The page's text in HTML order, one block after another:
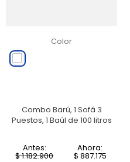
Color
Combo Barú, 1 Sofá 3
Puestos, 1 Baúl de 100 litros
Antes:
$1.182.900
Ahora:
$ 887.175